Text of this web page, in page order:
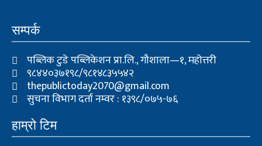
o
k
r e
सम्पर्क
पब्लिक टुडे पब्लिकेशन प्रा.लि., गौशाला—१, महोत्तरी
९८४४०३७१९८/९८१४८३५५४२
thepublictoday2070@gmail.com
सुचना विभाग दर्ता नम्वर : १३९८/०७५-७६
हाम्रो टिम